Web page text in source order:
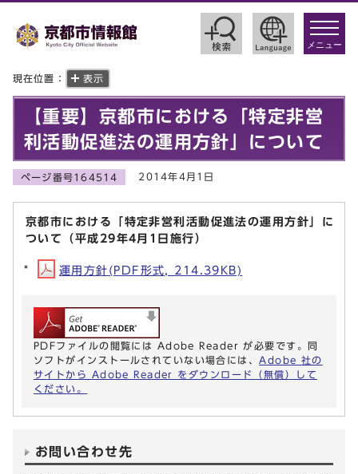
toggle
メニュー
現在位置： 表示
【重要】京都市における「特定非営
利活動促進法の運用方針」について
ページ番号164514 2014年4月1日
京都市における「特定非営利活動促進法の運用方針」に
ついて（平成29年4月1日施行）
運用方針(PDF形式, 214.39KB)
PDFファイルの閲覧には Adobe Reader が必要です。同
ソフトがインストールされていない場合には、 Adobe 社の
サイトから Adobe Reader をダウンロード（無償）して
ください。
お問い合わせ先